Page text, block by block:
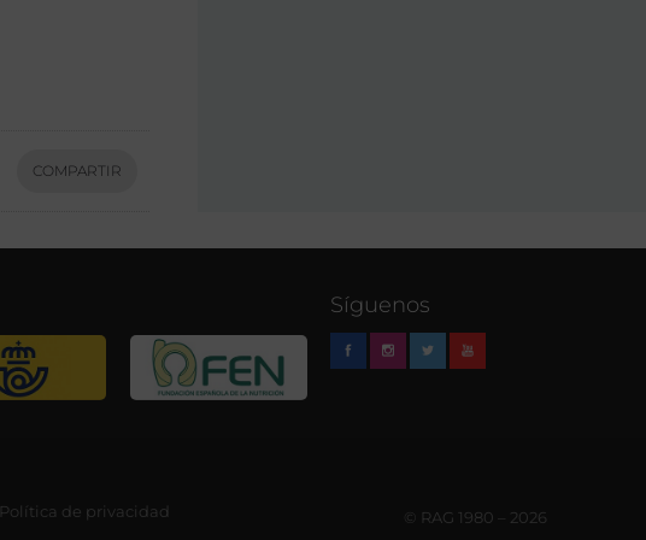
COMPARTIR
Síguenos
Política de privacidad © RAG 1980 – 2026